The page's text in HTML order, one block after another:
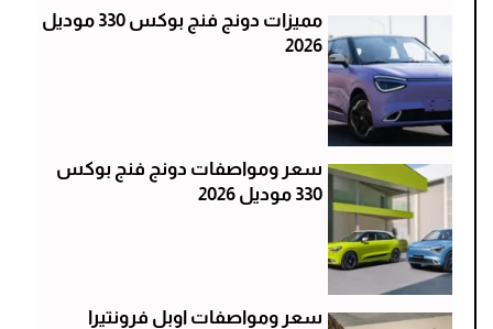
مميزات دونج فنج بوكس 330 موديل
2026
سعر ومواصفات دونج فنج بوكس
330 موديل 2026
سعر ومواصفات اوبل فرونتيرا